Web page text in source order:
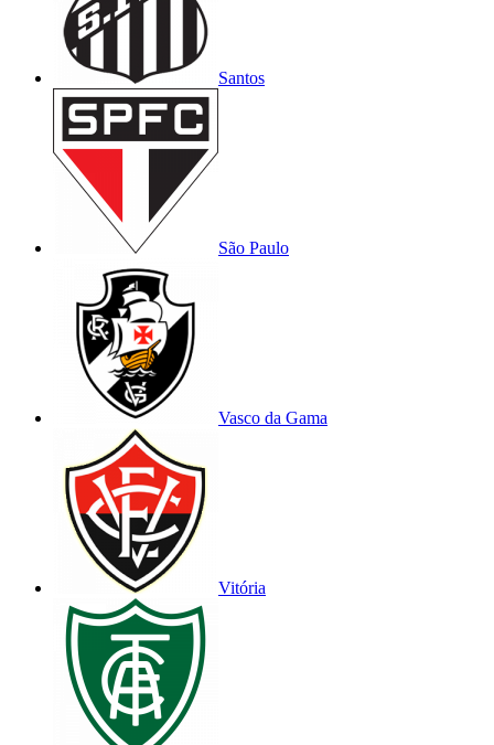
Santos
São Paulo
Vasco da Gama
Vitória